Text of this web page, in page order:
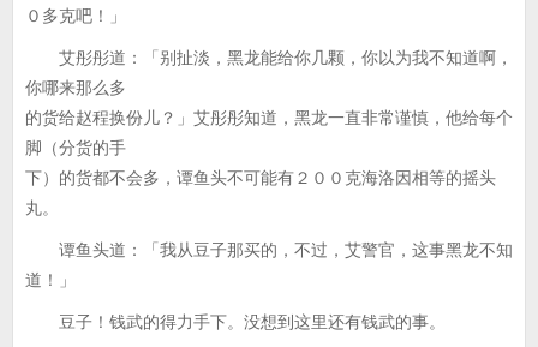
０多克吧！」
艾彤彤道：「别扯淡，黑龙能给你几颗，你以为我不知道啊，
你哪来那么多
的货给赵程换份儿？」艾彤彤知道，黑龙一直非常谨慎，他给每个
脚（分货的手
下）的货都不会多，谭鱼头不可能有２００克海洛因相等的摇头
丸。
谭鱼头道：「我从豆子那买的，不过，艾警官，这事黑龙不知
道！」
豆子！钱武的得力手下。没想到这里还有钱武的事。